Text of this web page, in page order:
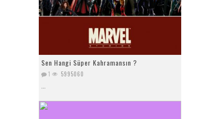
Sen Hangi Süper Kahramansın ?
1 5995060
...